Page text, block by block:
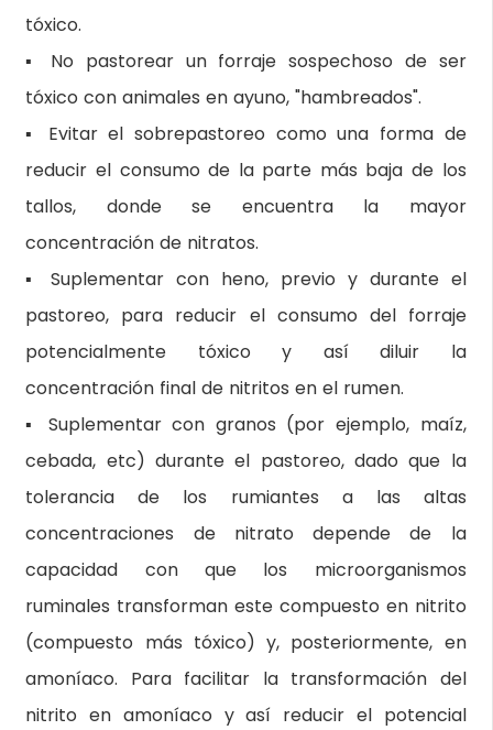
tóxico.
▪ No pastorear un forraje sospechoso de ser
tóxico con animales en ayuno, "hambreados".
▪ Evitar el sobrepastoreo como una forma de
reducir el consumo de la parte más baja de los
tallos, donde se encuentra la mayor
concentración de nitratos.
▪ Suplementar con heno, previo y durante el
pastoreo, para reducir el consumo del forraje
potencialmente tóxico y así diluir la
concentración final de nitritos en el rumen.
▪ Suplementar con granos (por ejemplo, maíz,
cebada, etc) durante el pastoreo, dado que la
tolerancia de los rumiantes a las altas
concentraciones de nitrato depende de la
capacidad con que los microorganismos
ruminales transforman este compuesto en nitrito
(compuesto más tóxico) y, posteriormente, en
amoníaco. Para facilitar la transformación del
nitrito en amoníaco y así reducir el potencial